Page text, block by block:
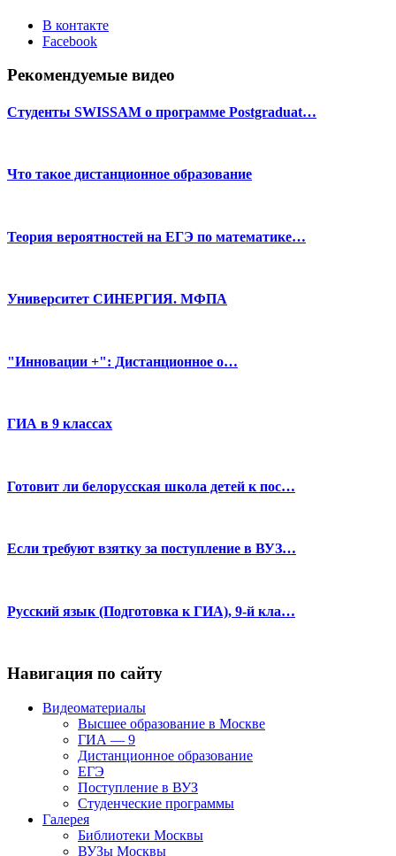
В контакте
Facebook
Рекомендуемые видео
Студенты SWISSAM о программе Postgraduat…
Что такое дистанционное образование
Теория вероятностей на ЕГЭ по математике…
Университет СИНЕРГИЯ. МФПА
"Инновации +": Дистанционное о…
ГИА в 9 классах
Готовит ли белорусская школа детей к пос…
Если требуют взятку за поступление в ВУЗ…
Русский язык (Подготовка к ГИА), 9-й кла…
Навигация по сайту
Видеоматериалы
Высшее образование в Москве
ГИА — 9
Дистанционное образование
ЕГЭ
Поступление в ВУЗ
Студенческие программы
Галерея
Библиотеки Москвы
ВУЗы Москвы